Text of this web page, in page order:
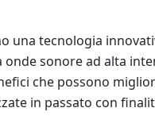
una tecnologia
sonore ad alta
che possono
in passato con